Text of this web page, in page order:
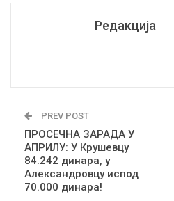
Редакција
PREV POST
ПРОСЕЧНА ЗАРАДА У
АПРИЛУ: У Крушевцу
84.242 динара, у
Александровцу испод
70.000 динара!